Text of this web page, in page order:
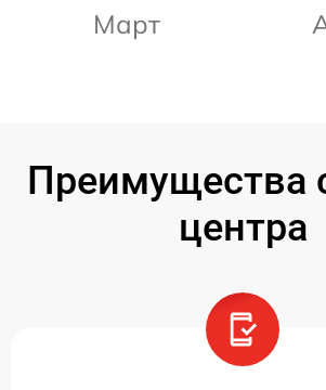
Март
Преимущества
центра